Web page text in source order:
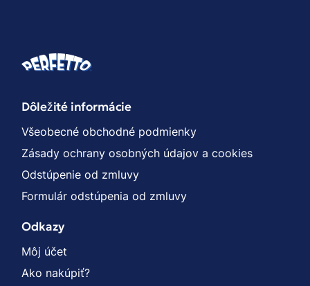
Dôležité informácie
Všeobecné obchodné podmienky
Zásady ochrany osobných údajov a cookies
Odstúpenie od zmluvy
Formulár odstúpenia od zmluvy
Odkazy
Môj účet
Ako nakúpiť?